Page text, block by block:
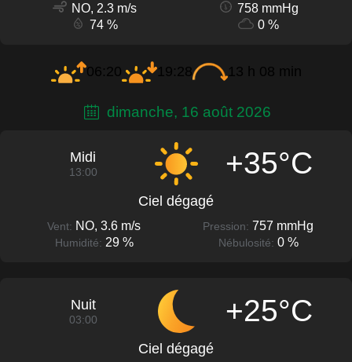
NO, 2.3 m/s
758 mmHg
74 %
0 %
06:20 19:28 13 h 08 min
dimanche, 16 août 2026
Midi
13:00 +35°C
Ciel dégagé
Vent: NO, 3.6 m/s Pression: 757 mmHg
Humidité: 29 % Nébulosité: 0 %
Nuit
03:00 +25°C
Ciel dégagé